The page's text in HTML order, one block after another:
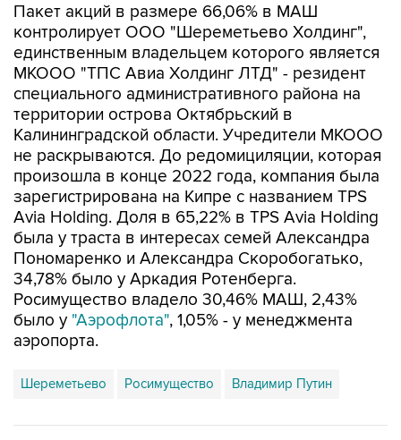
Пакет акций в размере 66,06% в МАШ
контролирует ООО "Шереметьево Холдинг",
единственным владельцем которого является
МКООО "ТПС Авиа Холдинг ЛТД" - резидент
специального административного района на
территории острова Октябрьский в
Калининградской области. Учредители МКООО
не раскрываются. До редомициляции, которая
произошла в конце 2022 года, компания была
зарегистрирована на Кипре с названием TPS
Avia Holding. Доля в 65,22% в TPS Avia Holding
была у траста в интересах семей Александра
Пономаренко и Александра Скоробогатько,
34,78% было у Аркадия Ротенберга.
Росимущество владело 30,46% МАШ, 2,43%
было у "Аэрофлота", 1,05% - у менеджмента
аэропорта.
Шереметьево Росимущество Владимир Путин